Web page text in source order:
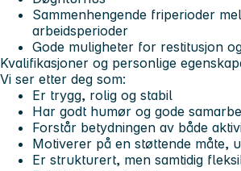
Sammenhengende friperioder
arbeidsperioder
Gode muligheter for restitusjon
Kvalifikasjoner og personlige
Vi ser etter deg som:
Er trygg, rolig og stabil
Har godt humør og gode
Forstår betydningen av både
Motiverer på en støttende måte,
Er strukturert, men samtidig